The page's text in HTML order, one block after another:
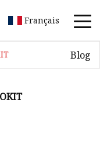
Français
Blog